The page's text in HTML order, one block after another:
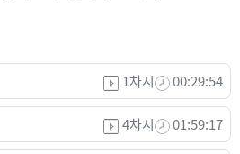
1차시 00:29:54
4차시 01:59:17